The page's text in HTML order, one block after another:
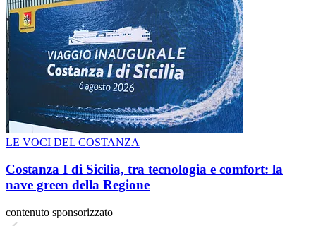
LE VOCI DEL COSTANZA
Costanza I di Sicilia, tra tecnologia e comfort: la
nave green della Regione
contenuto sponsorizzato